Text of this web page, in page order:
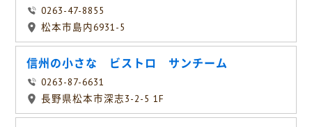
0263-47-8855
松本市島内6931-5
信州の小さな ビストロ サンチーム
0263-87-6631
長野県松本市深志3-2-5 1F